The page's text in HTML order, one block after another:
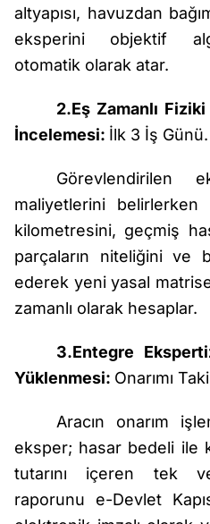
altyapısı, havuzdan
eksperini objektif
otomatik olarak atar.
2.Eş Zamanlı
İncelemesi: İlk 3 İş Günü.
Görevlendirilen
maliyetlerini belirlerken
kilometresini, geçmiş
parçaların niteliğini ve
ederek yeni yasal
zamanlı olarak hesaplar.
3.Entegre
Yüklenmesi: Onarımı
Aracın onarım
eksper; hasar bedeli ile
tutarını içeren tek
raporunu e-Devlet